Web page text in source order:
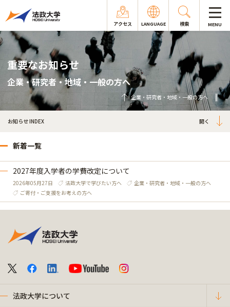
アクセス LANGUAGE 検索 MENU
重要なお知らせ
企業・研究者・地域・一般の方へ
企業・研究者・地域・一般の方へ
お知らせ INDEX
新着一覧
2027年度入学者の学費改定について
2026年05月27日 法政大学で学びたい方へ
企業・研究者・地域・一般の方へ
ご寄付・ご支援をお考えの方へ
法政大学について